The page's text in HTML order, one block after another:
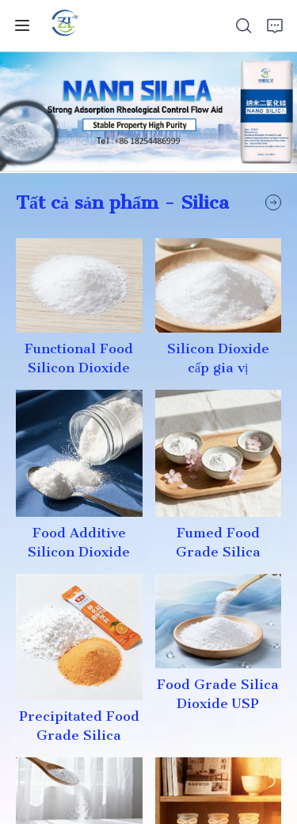
Tất cả sản phẩm - Silica
Functional Food
Silicon Dioxide
Silicon Dioxide
cấp gia vị
Food Additive
Silicon Dioxide
Fumed Food
Grade Silica
Precipitated Food
Grade Silica
Food Grade Silica
Dioxide USP
Trang chủ
Tất cả Silica
Về Chúng Tôi